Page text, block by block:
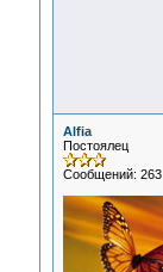
Alfia
Постоялец
Сообщений: 263